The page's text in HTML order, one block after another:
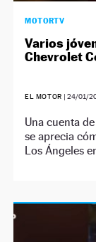
MOTORTV
Varios
Chevrolet
EL MOTOR | 24/01/
Una cuenta
se aprecia
Los Ángeles